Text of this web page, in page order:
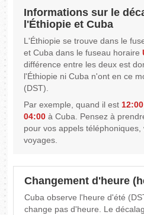
Informations sur le
l'Éthiopie et Cuba
L'Éthiopie se trouve dans le
et Cuba dans le fuseau horaire
différence entre les deux est
l'Éthiopie ni Cuba n'ont en ce
(DST).
Par exemple, quand il est12:00
04:00 à Cuba. Pensez à
pour vos appels
voyages.
Changement d'heure
Cuba observe l'heure d'été
change pas d'heure. Le